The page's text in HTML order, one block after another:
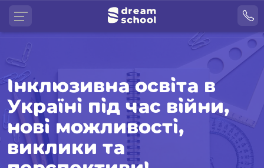
Інклюзивна освіта в
Україні під час війни,
нові можливості,
виклики та